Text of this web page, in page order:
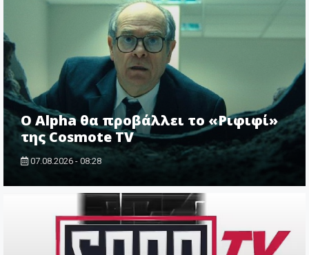
Ο Alpha θα προβάλλει το «Ριφιφί»
της Cosmote TV
07.08.2026 - 08:28